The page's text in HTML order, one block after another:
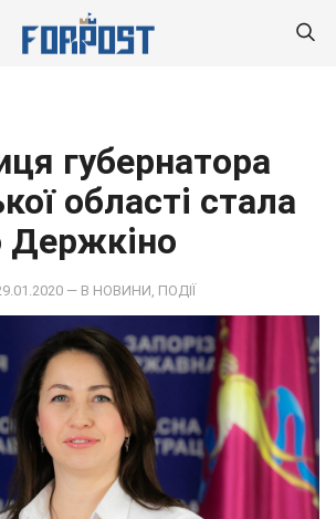
губернатора
області стала
Держкіно
— В НОВИНИ ПОДІЇ